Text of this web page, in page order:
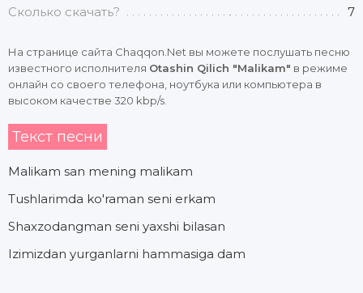
Сколько скачать? 7
На странице сайта Chaqqon.Net вы можете послушать песню
известного исполнителя Otashin Qilich "Malikam" в режиме
онлайн со своего телефона, ноутбука или компьютера в
высоком качестве 320 kbp/s.
Текст песни
Malikam san mening malikam
Tushlarimda ko'raman seni erkam
Shaxzodangman seni yaxshi bilasan
Izimizdan yurganlarni hammasiga dam